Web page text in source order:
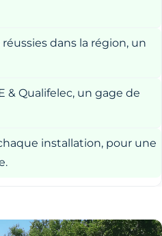
dans la région, un
& Qualifelec, un gage de
installation, pour une